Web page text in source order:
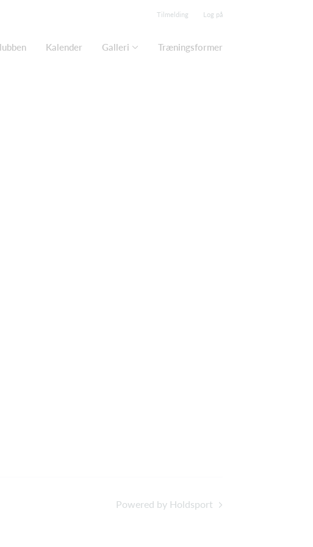
Tilmelding Log på
Kalender Galleri Træningsformer
Powered by Holdsport